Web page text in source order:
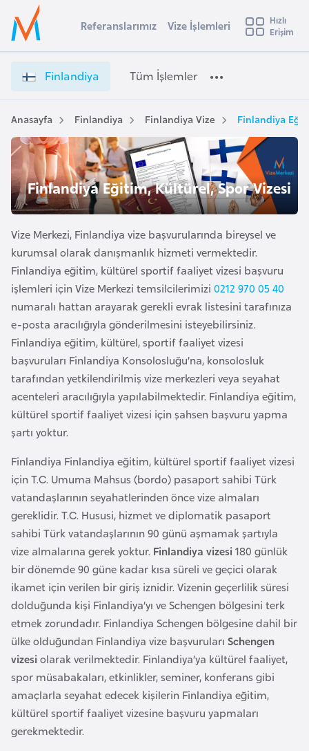
Ülke Seçimi
Başvuru yapmak istediğiniz ülkeyi seçin
Üye
Girişi
i
l
a
n
d
y
a
V
i
z
e
İ
ş
e
m
l
e
r
i
e
t
i
Referanslarımız Vize İşlemleri
Hızlı
Erişim
Finlandiya Tüm İşlemler
Anasayfa Finlandiya Finlandiya Vize Finlandiya
Finlandiya Eğitim, Kültürel, Spor Vizesi
Vize Merkezi, Finlandiya vize başvurularında bireysel ve
kurumsal olarak danışmanlık hizmeti vermektedir.
Finlandiya eğitim, kültürel sportif faaliyet vizesi başvuru
işlemleri için Vize Merkezi temsilcilerimizi 0212 970 05 40
numaralı hattan arayarak gerekli evrak listesini tarafınıza
e-posta aracılığıyla gönderilmesini isteyebilirsiniz.
Finlandiya eğitim, kültürel, sportif faaliyet vizesi
başvuruları Finlandiya Konsolosluğu’na, konsolosluk
tarafından yetkilendirilmiş vize merkezleri veya seyahat
acenteleri aracılığıyla yapılabilmektedir. Finlandiya eğitim,
kültürel sportif faaliyet vizesi için şahsen başvuru yapma
şartı yoktur.
Finlandiya Finlandiya eğitim, kültürel sportif faaliyet vizesi
için T.C. Umuma Mahsus (bordo) pasaport sahibi Türk
vatandaşlarının seyahatlerinden önce vize almaları
gereklidir. T.C. Hususi, hizmet ve diplomatik pasaport
sahibi Türk vatandaşlarının 90 günü aşmamak şartıyla
vize almalarına gerek yoktur. Finlandiya vizesi 180 günlük
bir dönemde 90 güne kadar kısa süreli ve geçici olarak
ikamet için verilen bir giriş iznidir. Vizenin geçerlilik süresi
dolduğunda kişi Finlandiya’yı ve Schengen bölgesini terk
etmek zorundadır. Finlandiya Schengen bölgesine dahil bir
ülke olduğundan Finlandiya vize başvuruları Schengen
vizesi olarak verilmektedir. Finlandiya’ya kültürel faaliyet,
spor müsabakaları, etkinlikler, seminer, konferans gibi
amaçlarla seyahat edecek kişilerin Finlandiya eğitim,
kültürel sportif faaliyet vizesine başvuru yapmaları
gerekmektedir.
s
t
r
a
A
v
u
t
u
r
y
a
A
z
e
r
b
y
c
a
n
B
a
h
r
e
y
n
B
a